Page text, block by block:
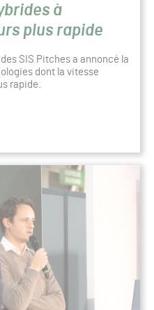
à
plus rapide
SIS Pitches a annoncé la
dont la vitesse
rapide.